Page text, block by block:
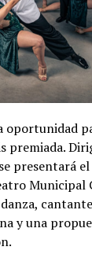
oportunidad
premiada.
presentará
Municipal
y una